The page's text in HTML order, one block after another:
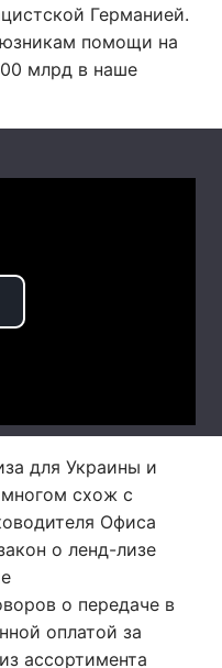
Германией.
помощи на
млрд в наше
для Украины и
схож с
Офиса
о ленд-лизе
о передаче в
оплатой за
ассортимента